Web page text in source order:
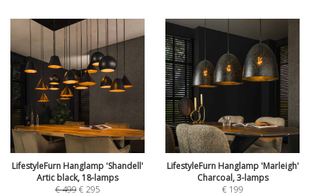
LifestyleFurn Hanglamp 'Shandell'
Artic black, 18-lamps
€499 €295
LifestyleFurn Hanglamp 'Marleigh'
Charcoal, 3-lamps
€ 199